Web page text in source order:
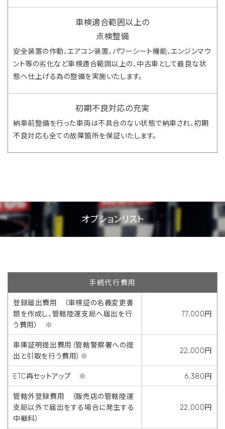
車検適合範囲以上の
点検整備
安全装置の作動、エアコン装置、パワーシート機能、エンジンマウ
ント等の劣化など車検適合範囲以上の、中古車として最良な状
態へ仕上げる為の整備を実施いたします。
初期不良対応の充実
納車前整備を行った車両は不具合のない状態で納車され、初期
不良対応も全ての故障箇所を保証いたします。
オプションリスト
手続代行費用
登録届出費用 （車検証の名義変更書
類を作成し、管轄陸運支局へ届出を行
う費用） ※
77,000円
車庫証明提出費用（管轄警察署への提
出と引取を行う費用）※
22,000円
ETC再セットアップ ※ 6,380円
管轄外登録費用 （販売店の管轄陸運
支局以外で届出をする場合に発生する
中継料）
22,000円